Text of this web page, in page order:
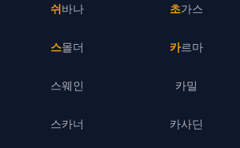
쉬바나
스몰더
스웨인
스카너
초가스
카르마
카밀
카사딘